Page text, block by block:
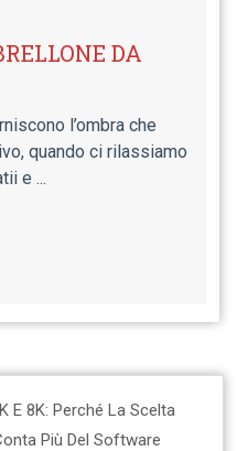
DA
l’ombra che
quando ci rilassiamo
e ...
E 8K: Perché La Scelta
Più Del Software